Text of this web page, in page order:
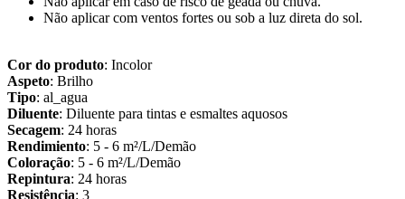
Não aplicar com ventos fortes ou sob a luz direta do sol.
Cor do produto: Incolor
Aspeto: Brilho
Tipo: al_agua
Diluente: Diluente para tintas e esmaltes aquosos
Secagem: 24 horas
Rendimiento: 5 - 6 m²/L/Demão
Coloração: 5 - 6 m²/L/Demão
Repintura: 24 horas
Resistência: 3